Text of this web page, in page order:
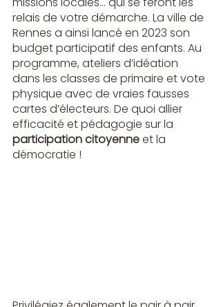
relais de votre démarche. La ville de
Rennes a ainsi lancé en 2023 son
budget participatif des enfants. Au
programme, ateliers d’idéation
dans les classes de primaire et vote
physique avec de vraies fausses
cartes d’électeurs. De quoi allier
efficacité et pédagogie sur la
participation citoyenne et la
démocratie !